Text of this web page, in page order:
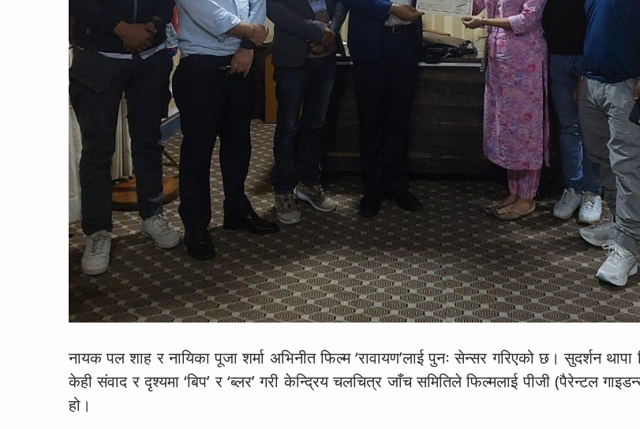
नायक पल शाह र नायिका पूजा शर्मा अभिनीत फिल्म ‘रावायण’लाई पुनः सेन्सर गरिएको छ। सुदर्शन थापा
केही संवाद र दृश्यमा ‘बिप’ र ‘ब्लर’ गरी केन्द्रिय चलचित्र जाँच समितिले फिल्मलाई पीजी (पैरेन्टल
हो।